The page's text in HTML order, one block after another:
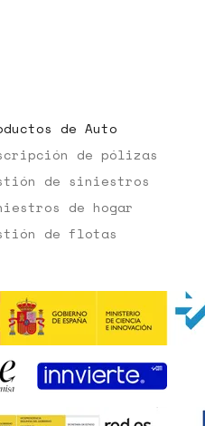
de Auto
de pólizas
de siniestros
de hogar
de flotas